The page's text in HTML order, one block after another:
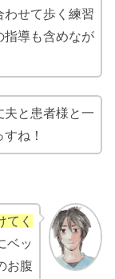
わせて歩く練習
指導も含めなが
夫と患者様と一
ね！
てく
ベッ
お腹